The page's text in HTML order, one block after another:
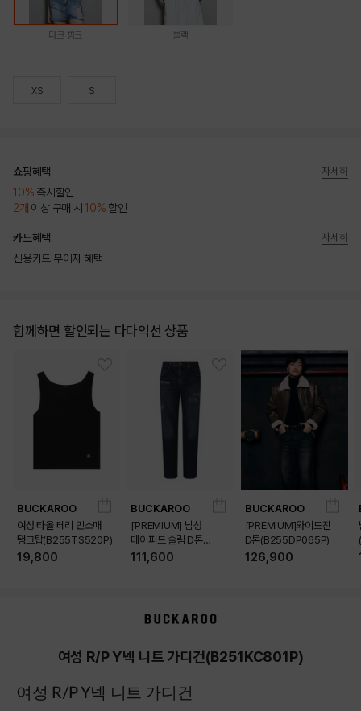
다크 핑크 블랙
XS S
쇼핑혜택
10% 즉시할인
2개 이상 구매 시10% 할인
자세히
카드혜택
신용카드 무이자 혜택
자세히
함께하면 할인되는 다다익선 상품
BUCKAROO
여성 타올 테리 민소매
탱크탑(B255TS520P)
19,800
BUCKAROO
[PREMIUM] 남성
테이퍼드 슬림 D톤
(B255DP160P)
111,600
BUCKAROO
[PREMIUM]와이드진
D톤(B255DP065P)
126,900
여성 R/P Y넥 니트 가디건(B251KC801P)
여성 R/P Y넥 니트 가디건